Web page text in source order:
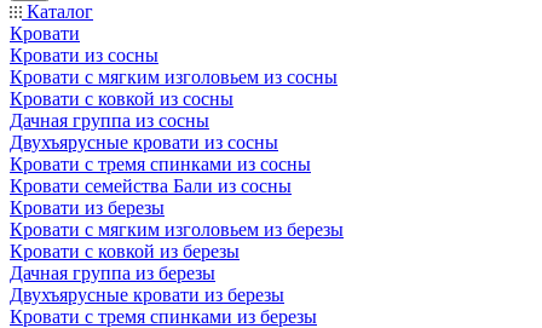
Каталог
Кровати
Кровати из сосны
Кровати с мягким изголовьем из сосны
Кровати с ковкой из сосны
Дачная группа из сосны
Двухъярусные кровати из сосны
Кровати с тремя спинками из сосны
Кровати семейства Бали из сосны
Кровати из березы
Кровати с мягким изголовьем из березы
Кровати с ковкой из березы
Дачная группа из березы
Двухъярусные кровати из березы
Кровати с тремя спинками из березы